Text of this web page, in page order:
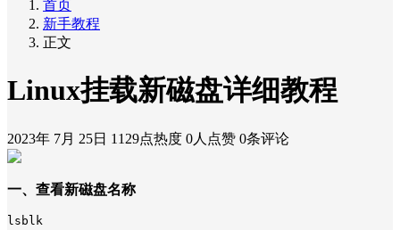
首页
新手教程
正文
Linux挂载新磁盘详细教程
2023年 7月 25日 1129点热度 0人点赞 0条评论
一、查看新磁盘名称
lsblk